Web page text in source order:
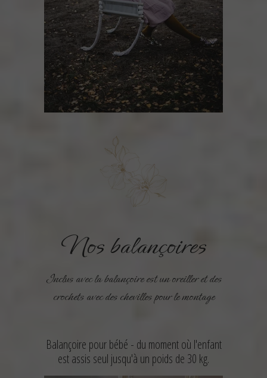
Balançoire pour bébé - du moment où l'enfant
est assis seul jusqu'à un poids de 30 kg.
Inclus avec la balançoire est un oreiller et des
crochets avec des chevilles pour le montage
Nos balançoires